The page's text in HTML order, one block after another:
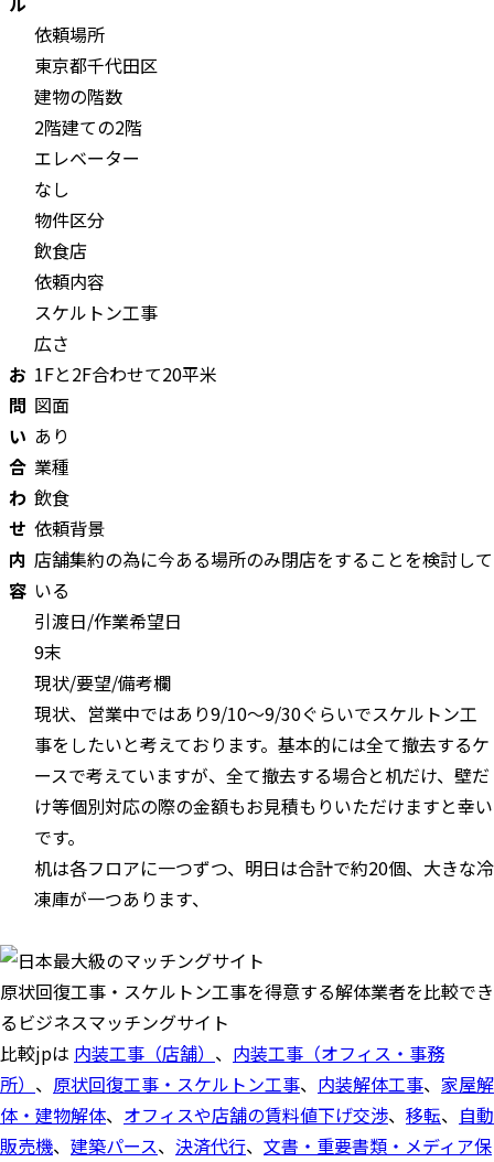
お
問
い
合
わ
せ
内
容
依頼場所
東京都千代田区
建物の階数
2階建ての2階
エレベーター
なし
物件区分
飲食店
依頼内容
スケルトン工事
広さ
1Fと2F合わせて20平米
図面
あり
業種
飲食
依頼背景
店舗集約の為に今ある場所のみ閉店をすることを検討して
いる
引渡日/作業希望日
9末
現状/要望/備考欄
現状、営業中ではあり9/10〜9/30ぐらいでスケルトン工
事をしたいと考えております。基本的には全て撤去するケ
ースで考えていますが、全て撤去する場合と机だけ、壁だ
け等個別対応の際の金額もお見積もりいただけますと幸い
です。
机は各フロアに一つずつ、明日は合計で約20個、大きな冷
凍庫が一つあります、
原状回復工事・スケルトン工事を得意する解体業者を比較でき
るビジネスマッチングサイト
比較jpは 内装工事（店舗） 、 内装工事（オフィス・事務
所） 、 原状回復工事・スケルトン工事、 内装解体工事、 家屋解
体・建物解体、 オフィスや店舗の賃料値下げ交渉、 移転、 自動
販売機、 建築パース、 決済代行、 文書・重要書類・メディア保